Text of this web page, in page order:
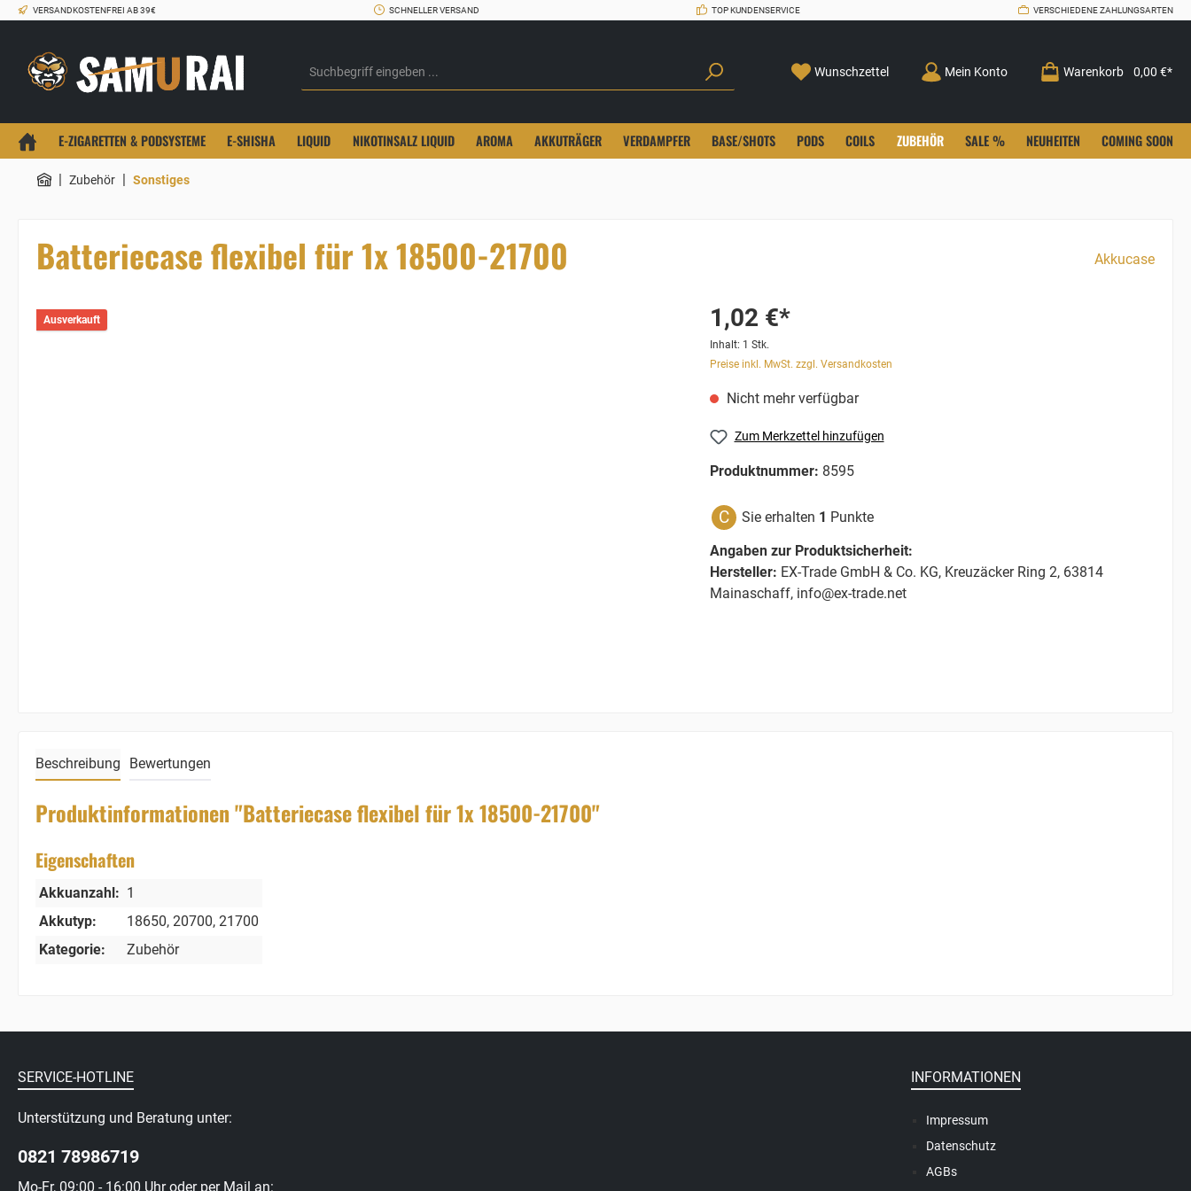
VERSANDKOSTENFREI AB 39€ SCHNELLER VERSAND TOP KUNDENSERVICE VERSCHIEDENE ZAHLUNGSARTEN
Wunschzettel Mein Konto Warenkorb 0,00 €*
E-ZIGARETTEN & PODSYSTEME E-SHISHA LIQUID NIKOTINSALZ LIQUID AROMA AKKUTRÄGER VERDAMPFER BASE/SHOTS PODS COILS ZUBEHÖR SALE % NEUHEITEN COMING SOON
| Zubehör | Sonstiges
Batteriecase flexibel für 1x 18500-21700 Akkucase
Ausverkauft 1,02 €*
Inhalt: 1 Stk.
Preise inkl. MwSt. zzgl. Versandkosten
Nicht mehr verfügbar
Zum Merkzettel hinzufügen
Produktnummer: 8595
C Sie erhalten 1 Punkte
Angaben zur Produktsicherheit:
Hersteller: EX-Trade GmbH & Co. KG, Kreuzäcker Ring 2, 63814
Mainaschaff, info@ex-trade.net
Beschreibung Bewertungen
Produktinformationen "Batteriecase flexibel für 1x 18500-21700"
Eigenschaften
Akkuanzahl: 1
Akkutyp:
18650, 20700, 21700
Kategorie:
Zubehör
SERVICE-HOTLINE
Unterstützung und Beratung unter:
0821 78986719
Mo-Fr, 09:00 - 16:00 Uhr oder per Mail an:
INFORMATIONEN
Impressum
Datenschutz
AGBs